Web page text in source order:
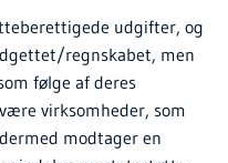
udgifter, og
regnskabet, men
følge af deres
virksomheder, som
modtager en